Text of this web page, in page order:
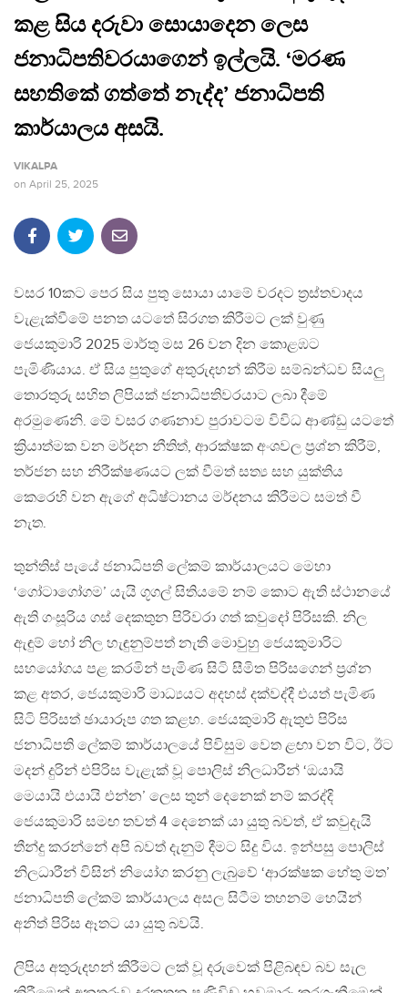
කළ සිය දරුවා සොයාදෙන ලෙස
ජනාධිපතිවරයාගෙන් ඉල්ලයි. ‘මරණ
සහතිකේ ගත්තේ නැද්ද’ ජනාධිපති
කාර්යාලය අසයි.
VIKALPA
on April 25, 2025
වසර 10කට පෙර සිය පුතු සොයා යාමේ වරදට ත්‍රස්තවාදය
වැළැක්වීමේ පනත යටතේ සිරගත කිරීමට ලක් වුණු
ජෙයකුමාරි 2025 මාර්තු මස 26 වන දින කොළඹට
පැමිණියාය. ඒ සිය පුතුගේ අතුරුදහන් කිරීම සම්බන්ධව සියලු
තොරතුරු සහිත ලිපියක් ජනාධිපතිවරයාට ලබා දීමේ
අරමුණෙනි. මේ වසර ගණනාව පුරාවටම විවිධ ආණ්ඩු යටතේ
ක්‍රියාත්මක වන මර්දන නීතිත්, ආරක්ෂක අංශවල ප්‍රශ්න කිරීම්,
තර්ජන සහ නිරීක්ෂණයට ලක් වීමත් සත්‍ය සහ යුක්තිය
කෙරෙහි වන ඇගේ අධිෂ්ටානය මර්දනය කිරීමට සමත් වී
නැත.
තුන්තිස් පැයේ ජනාධිපති ලේකම් කාර්යාලයට මෙහා
‘ගෝටාගෝගම’ යැයි ගූගල් සිතියමේ නම් කොට ඇති ස්ථානයේ
ඇති ගංසූරිය ගස් දෙකතුන පිරිවරා ගත් කවුදෝ පිරිසකි. නිල
ඇඳුම් හෝ නිල හැඳුනුම්පත් නැති මොවුහු ජෙයකුමාරිට
සහයෝගය පළ කරමින් පැමිණ සිටි සීමිත පිරිසගෙන් ප්‍රශ්න
කළ අතර, ජෙයකුමාරි මාධ්‍යයට අදහස් දක්වද්දී එයත් පැමිණ
සිටි පිරිසත් ඡායාරූප ගත කළහ. ජෙයකුමාරි ඇතුළු පිරිස
ජනාධිපති ලේකම් කාර්යාලයේ පිවිසුම වෙත ළඟා වන විට, ඊට
මදන් දුරින් එපිරිස වැළැක් වූ පොලිස් නිලධාරීන් ‘ඔයායි
මෙයායි එයායි එන්න’ ලෙස තුන් දෙනෙක් නම් කරද්දි
ජෙයකුමාරි සමඟ තවත් 4 දෙනෙක් යා යුතු බවත්, ඒ කවුදැයි
තීන්දු කරන්නේ අපි බවත් දැනුම් දීමට සිදු විය. ඉන්පසු පොලිස්
නිලධාරීන් විසින් නියෝග කරනු ලැබුවේ ‘ආරක්ෂක හේතු මත’
ජනාධිපති ලේකම් කාර්යාලය අසල සිටීම තහනම් හෙයින්
අනිත් පිරිස ඈතට යා යුතු බවයි.
ලිපිය අතුරුදහන් කිරීමට ලක් වූ දරුවෙක් පිළිබඳව බව සැල